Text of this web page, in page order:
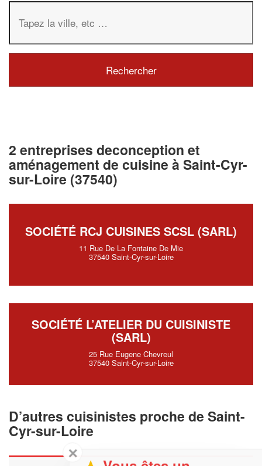
2 entreprises deconception et
aménagement de cuisine à Saint-Cyr-
sur-Loire (37540)
SOCIÉTÉ RCJ CUISINES SCSL (SARL)
11 Rue De La Fontaine De Mie
37540 Saint-Cyr-sur-Loire
SOCIÉTÉ L’ATELIER DU CUISINISTE
(SARL)
25 Rue Eugene Chevreul
37540 Saint-Cyr-sur-Loire
D’autres cuisinistes proche de Saint-
Cyr-sur-Loire
✕